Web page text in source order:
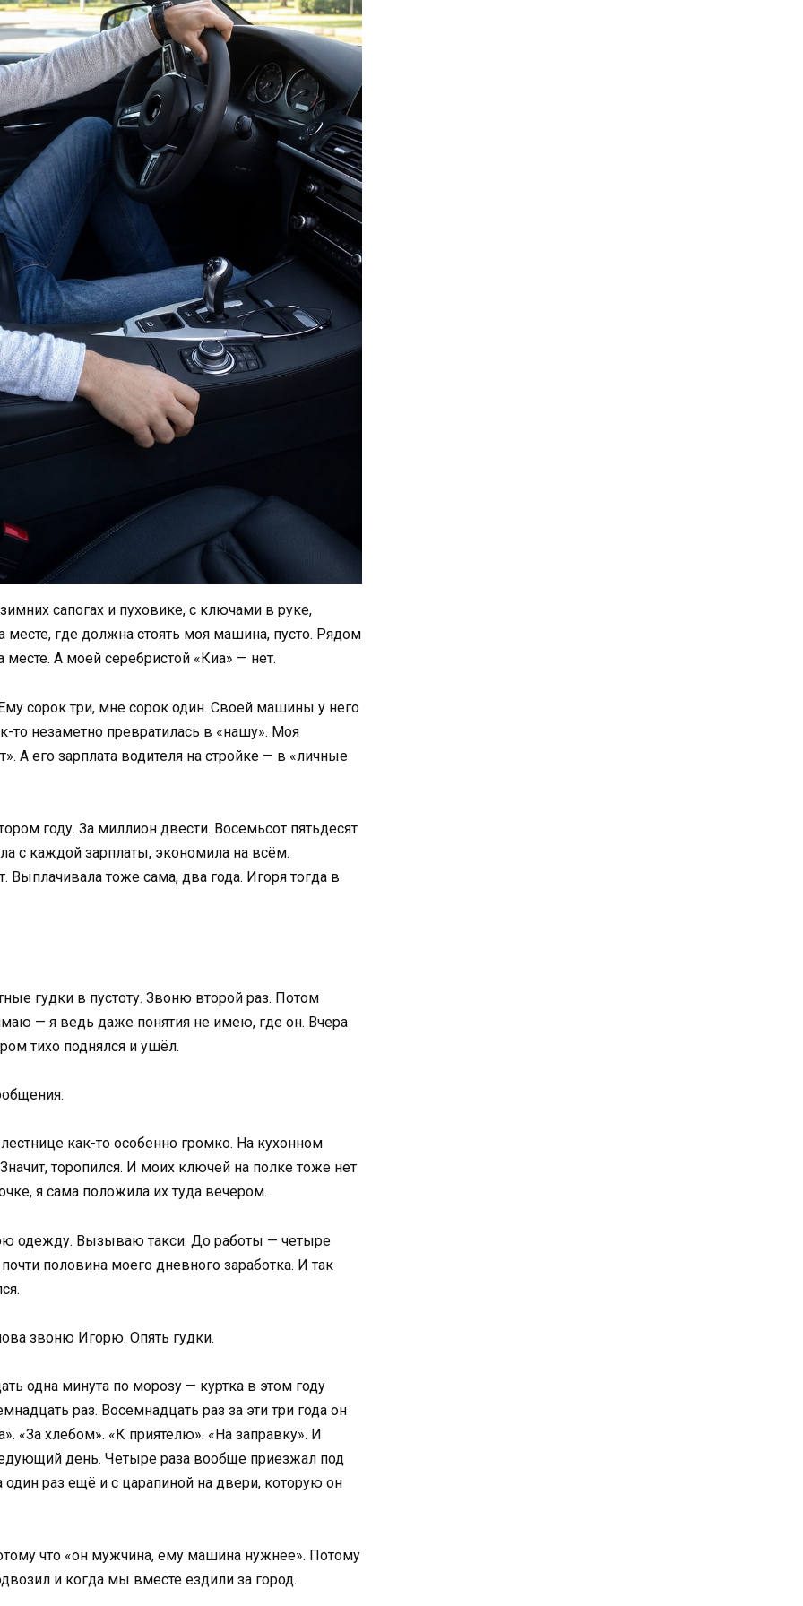
сапогах и пуховике, с ключами в руке,
где должна стоять моя машина, пусто. Рядом
месте. А моей серебристой «Киа» — нет.
сорок три, мне сорок один. Своей машины у него
то незаметно превратилась в «нашу». Моя
А его зарплата водителя на стройке — в «личные
году. За миллион двести. Восемьсот пятьдесят
с каждой зарплаты, экономила на всём.
Выплачивала тоже сама, два года. Игоря тогда в
гудки в пустоту. Звоню второй раз. Потом
— я ведь даже понятия не имею, где он. Вчера
тихо поднялся и ушёл.
как-то особенно громко. На кухонном
торопился. И моих ключей на полке тоже нет
я сама положила их туда вечером.
одежду. Вызываю такси. До работы — четыре
половина моего дневного заработка. И так
звоню Игорю. Опять гудки.
одна минута по морозу — куртка в этом году
раз. Восемнадцать раз за эти три года он
«За хлебом». «К приятелю». «На заправку». И
день. Четыре раза вообще приезжал под
раз ещё и с царапиной на двери, которую он
что «он мужчина, ему машина нужнее». Потому
и когда мы вместе ездили за город.